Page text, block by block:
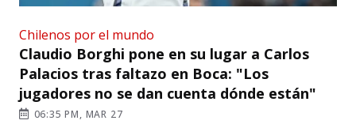
Chilenos por el mundo
Claudio Borghi pone en su lugar a Carlos
Palacios tras faltazo en Boca: "Los
jugadores no se dan cuenta dónde están"
06:35 PM, MAR 27